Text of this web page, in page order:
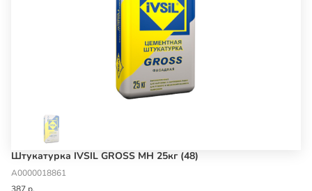
Штукатурка IVSIL GROSS МН 25кг (48)
А0000018861
387 р.